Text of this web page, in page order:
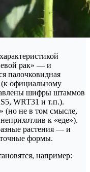
рак» — и
палочковидная
(к официальному
шифры штаммов
WRT31 и т.п.).
(но не в том смысле,
к «еде»).
растения — и
формы.
например: